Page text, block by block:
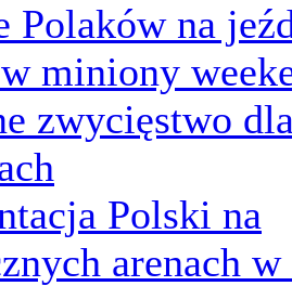
Polaków na
miniony
zwycięstwo
Polski na
arenach